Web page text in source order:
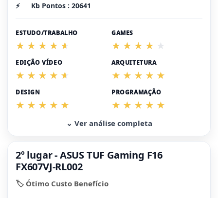
⚡
Kb Pontos : 20641
ESTUDO/TRABALHO GAMES
EDIÇÃO VÍDEO ARQUITETURA
DESIGN PROGRAMAÇÃO
⌄ Ver análise completa
2º lugar - ASUS TUF Gaming F16
FX607VJ-RL002
🏷️ Ótimo Custo Benefício